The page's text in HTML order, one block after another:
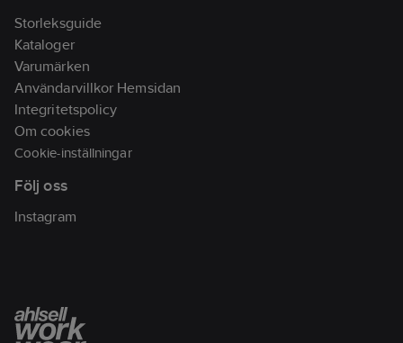
Storleksguide
Kataloger
Varumärken
Användarvillkor Hemsidan
Integritetspolicy
Om cookies
Cookie-inställningar
Följ oss
Instagram